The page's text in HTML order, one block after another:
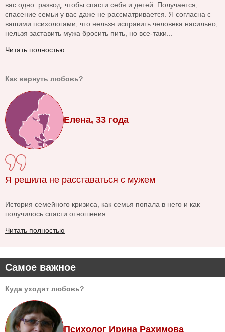
Самое важное
Куда уходит любовь?
Психолог Ирина Рахимова
вас одно: развод, чтобы спасти себя и детей. Получается,
спасение семьи у вас даже не рассматривается. Я согласна с
вашими психологами, что нельзя исправить человека насильно,
нельзя заставить мужа бросить пить, но все-таки...
Читать полностью
Как вернуть любовь?
Елена, 33 года
Я решила не расставаться с мужем
История семейного кризиса, как семья попала в него и как
получилось спасти отношения.
Читать полностью